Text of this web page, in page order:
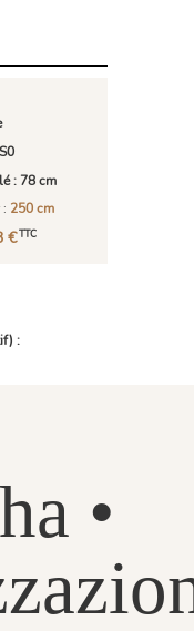
: 78 cm
250 cm
€TTC
:
•